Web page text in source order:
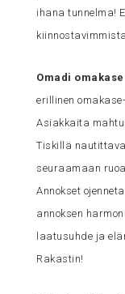
ihana tunnelma!
Omadi omakase
erillinen
Asiakkaita
Tiskillä
seuraamaan
Annokset
annoksen
laatusuhde ja
Rakastin!